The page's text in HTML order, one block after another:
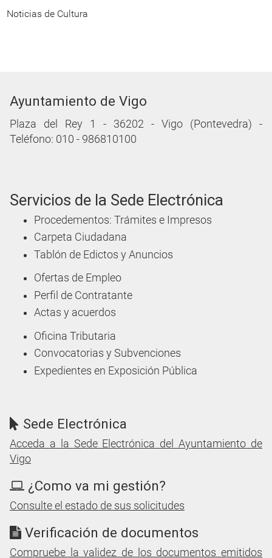
Noticias de Cultura
Ayuntamiento de Vigo
Plaza del Rey 1 - 36202 - Vigo (Pontevedra) -
Teléfono: 010 - 986810100
Servicios de la Sede Electrónica
Procedementos: Trámites e Impresos
Carpeta Ciudadana
Tablón de Edictos y Anuncios
Ofertas de Empleo
Perfil de Contratante
Actas y acuerdos
Oficina Tributaria
Convocatorias y Subvenciones
Expedientes en Exposición Pública
Sede Electrónica
Acceda a la Sede Electrónica del Ayuntamiento de
Vigo
¿Como va mi gestión?
Consulte el estado de sus solicitudes
Verificación de documentos
Compruebe la validez de los documentos emitidos